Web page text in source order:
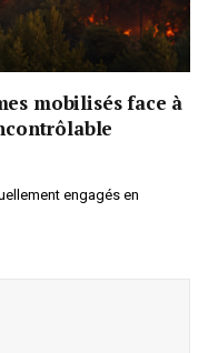
mobilisés face à
engagés en